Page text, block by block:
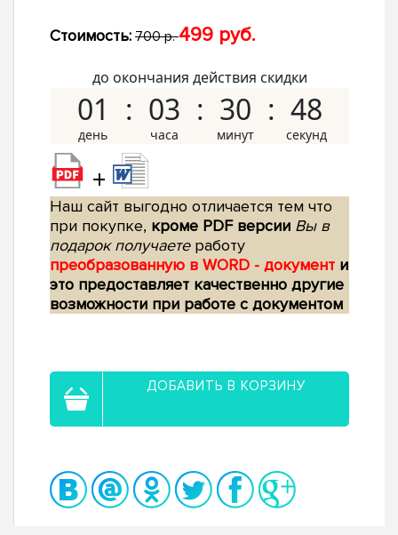
Стоимость: 700 р.499 руб.
до окончания действия скидки
01 03 30 47
+
Наш сайт выгодно отличается тем что
при покупке, кроме PDF версии Вы в
подарок получаетеработу
преобразованную в WORD - документ и
это предоставляет качественно другие
возможности при работе с документом
ДОБАВИТЬ В КОРЗИНУ